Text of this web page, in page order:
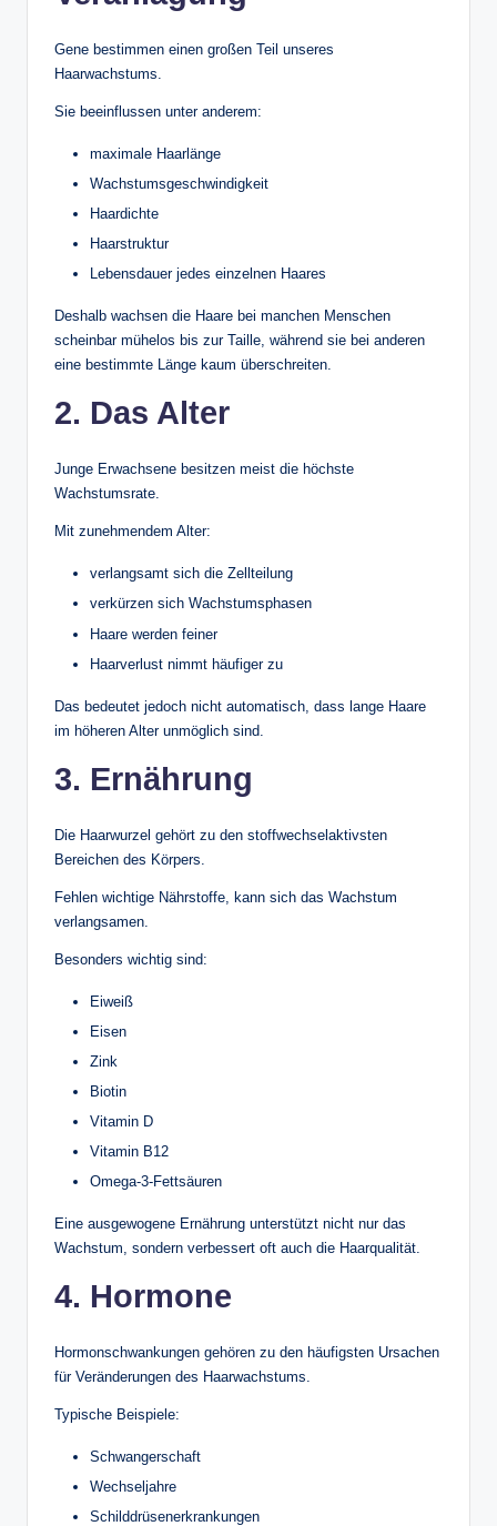
Gene bestimmen einen großen Teil unseres
Haarwachstums.
Sie beeinflussen unter anderem:
maximale Haarlänge
Wachstumsgeschwindigkeit
Haardichte
Haarstruktur
Lebensdauer jedes einzelnen Haares
Deshalb wachsen die Haare bei manchen Menschen
scheinbar mühelos bis zur Taille, während sie bei anderen
eine bestimmte Länge kaum überschreiten.
2. Das Alter
Junge Erwachsene besitzen meist die höchste
Wachstumsrate.
Mit zunehmendem Alter:
verlangsamt sich die Zellteilung
verkürzen sich Wachstumsphasen
Haare werden feiner
Haarverlust nimmt häufiger zu
Das bedeutet jedoch nicht automatisch, dass lange Haare
im höheren Alter unmöglich sind.
3. Ernährung
Die Haarwurzel gehört zu den stoffwechselaktivsten
Bereichen des Körpers.
Fehlen wichtige Nährstoffe, kann sich das Wachstum
verlangsamen.
Besonders wichtig sind:
Eiweiß
Eisen
Zink
Biotin
Vitamin D
Vitamin B12
Omega-3-Fettsäuren
Eine ausgewogene Ernährung unterstützt nicht nur das
Wachstum, sondern verbessert oft auch die Haarqualität.
4. Hormone
Hormonschwankungen gehören zu den häufigsten Ursachen
für Veränderungen des Haarwachstums.
Typische Beispiele:
Schwangerschaft
Wechseljahre
Schilddrüsenerkrankungen